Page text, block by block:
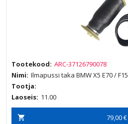
Tootekood: ARC-37126790078
Nimi: Ilmapussi taka BMW X5 E70 / F15
Tootja:
Laoseis: 11.00
79,00 €